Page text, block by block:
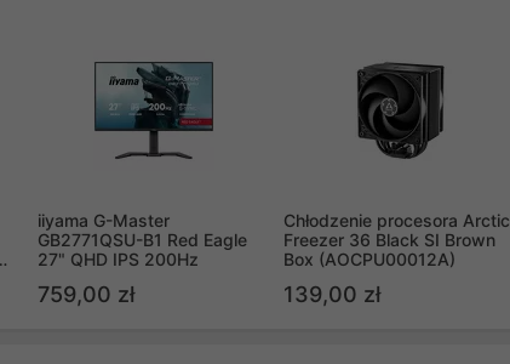
iiyama G-Master
GB2771QSU-B1 Red Eagle
27" QHD IPS 200Hz
759,00 zł
Chłodzenie procesora Arctic
Freezer 36 Black SI Brown
Box (AOCPU00012A)
139,00 zł